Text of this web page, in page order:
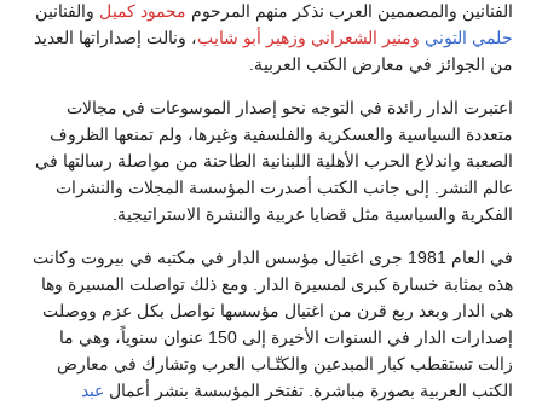
الفنانين والمصممين العرب نذكر منهم المرحوم محمود كميل والفنانين
حلمي التوني ومنير الشعراني وزهير أبو شايب، ونالت إصداراتها العديد
من الجوائز في معارض الكتب العربية.
اعتبرت الدار رائدة في التوجه نحو إصدار الموسوعات في مجالات
متعددة السياسية والعسكرية والفلسفية وغيرها، ولم تمنعها الظروف
الصعبة واندلاع الحرب الأهلية اللبنانية الطاحنة من مواصلة رسالتها في
عالم النشر. إلى جانب الكتب أصدرت المؤسسة المجلات والنشرات
الفكرية والسياسية مثل قضايا عربية والنشرة الاستراتيجية.
في العام 1981 جرى اغتيال مؤسس الدار في مكتبه في بيروت وكانت
هذه بمثابة خسارة كبرى لمسيرة الدار. ومع ذلك تواصلت المسيرة وها
هي الدار وبعد ربع قرن من اغتيال مؤسسها تواصل بكل عزم ووصلت
إصدارات الدار في السنوات الأخيرة إلى 150 عنوان سنوياً، وهي ما
زالت تستقطب كبار المبدعين والكتّـاب العرب وتشارك في معارض
الكتب العربية بصورة مباشرة. تفتخر المؤسسة بنشر أعمال عبد